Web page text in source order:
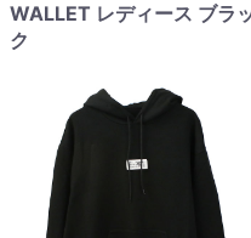
WALLET レディース ブラ
ク